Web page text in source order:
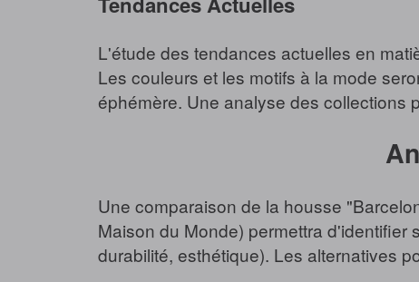
L'étude des tendances actuelles en
Les couleurs et les motifs à la mode
éphémère. Une analyse des collections
Une comparaison de la housse
Maison du Monde) permettra d'identifier
durabilité, esthétique). Les alternatives